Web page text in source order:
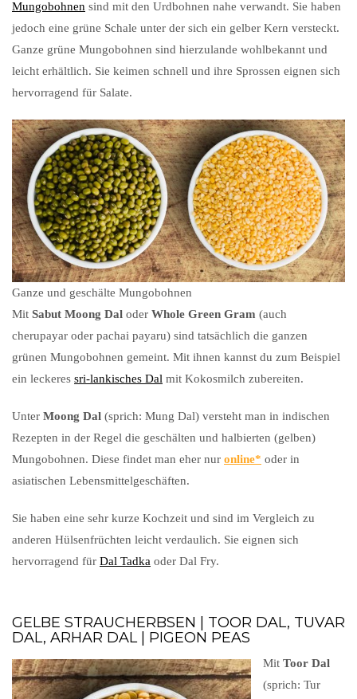
Mungobohnen sind mit den Urdbohnen nahe verwandt. Sie haben
jedoch eine grüne Schale unter der sich ein gelber Kern versteckt.
Ganze grüne Mungobohnen sind hierzulande wohlbekannt und
leicht erhältlich. Sie keimen schnell und ihre Sprossen eignen sich
hervorragend für Salate.
Ganze und geschälte Mungobohnen
Mit Sabut Moong Dal oder Whole Green Gram (auch
cherupayar oder pachai payaru) sind tatsächlich die ganzen
grünen Mungobohnen gemeint. Mit ihnen kannst du zum Beispiel
ein leckeres sri-lankisches Dal mit Kokosmilch zubereiten.
Unter Moong Dal (sprich: Mung Dal) versteht man in indischen
Rezepten in der Regel die geschälten und halbierten (gelben)
Mungobohnen. Diese findet man eher nur online
oder in
asiatischen Lebensmittelgeschäften.
Sie haben eine sehr kurze Kochzeit und sind im Vergleich zu
anderen Hülsenfrüchten leicht verdaulich. Sie eignen sich
hervorragend für Dal Tadka oder Dal Fry.
GELBE STRAUCHERBSEN | TOOR DAL, TUVAR
DAL, ARHAR DAL | PIGEON PEAS
Mit Toor Dal
(sprich: Tur